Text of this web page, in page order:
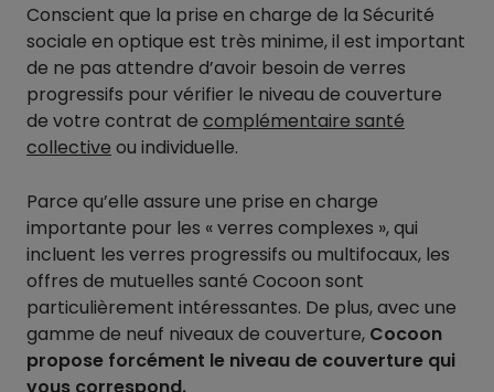
Conscient que la prise en charge de la Sécurité
sociale en optique est très minime, il est important
de ne pas attendre d’avoir besoin de verres
progressifs pour vérifier le niveau de couverture
de votre contrat de complémentaire santé
collective ou individuelle.
Parce qu’elle assure une prise en charge
importante pour les « verres complexes », qui
incluent les verres progressifs ou multifocaux, les
offres de mutuelles santé Cocoon sont
particulièrement intéressantes. De plus, avec une
gamme de neuf niveaux de couverture, Cocoon
propose forcément le niveau de couverture qui